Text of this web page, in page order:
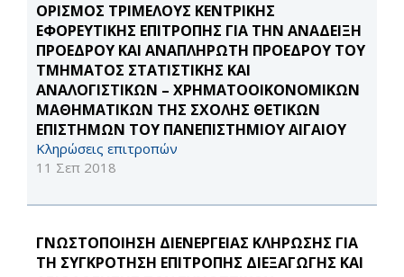
ΟΡΙΣΜΟΣ ΤΡΙΜΕΛΟΥΣ ΚΕΝΤΡΙΚΗΣ
ΕΦΟΡΕΥΤΙΚΗΣ ΕΠΙΤΡΟΠΗΣ ΓΙΑ ΤΗΝ ΑΝΑΔΕΙΞΗ
ΠΡΟΕΔΡΟΥ ΚΑΙ ΑΝΑΠΛΗΡΩΤΗ ΠΡΟΕΔΡΟΥ ΤΟΥ
ΤΜΗΜΑΤΟΣ ΣΤΑΤΙΣΤΙΚΗΣ ΚΑΙ
ΑΝΑΛΟΓΙΣΤΙΚΩΝ – ΧΡΗΜΑΤΟΟΙΚΟΝΟΜΙΚΩΝ
ΜΑΘΗΜΑΤΙΚΩΝ ΤΗΣ ΣΧΟΛΗΣ ΘΕΤΙΚΩΝ
ΕΠΙΣΤΗΜΩΝ ΤΟΥ ΠΑΝΕΠΙΣΤΗΜΙΟΥ ΑΙΓΑΙΟΥ
Κληρώσεις επιτροπών
11 Σεπ 2018
ΓΝΩΣΤΟΠΟΙΗΣΗ ΔΙΕΝΕΡΓΕΙΑΣ ΚΛΗΡΩΣΗΣ ΓΙΑ
ΤΗ ΣΥΓΚΡΟΤΗΣΗ ΕΠΙΤΡΟΠΗΣ ΔΙΕΞΑΓΩΓΗΣ ΚΑΙ